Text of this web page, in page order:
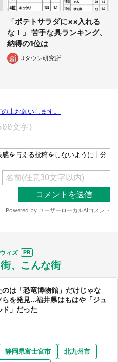
する
「ポテトサラダに××入れる
な！」 苦手な具ランキング、
納得の1位は
Jタウン研究所
ィズ
、こんな街
は「恐竜博物館」だけじゃな
を発見...福井県はもはや「ジュ
」だった
静岡県富士宮市
北九州市